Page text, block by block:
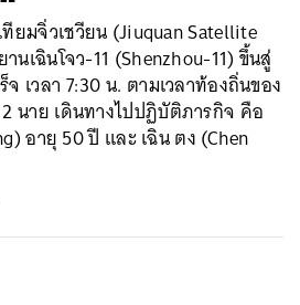
ยมจิ่วเชวียน (Jiuquan Satellite
นเฉินโจว-11 (Shenzhou-11) ขึ้นสู่
จ เวลา 7:30 น. ตามเวลาท้องถิ่นของ
นาย เดินทางไปปฏิบัติภารกิจ คือ
อายุ 50 ปี และ เฉิน ตง (Chen